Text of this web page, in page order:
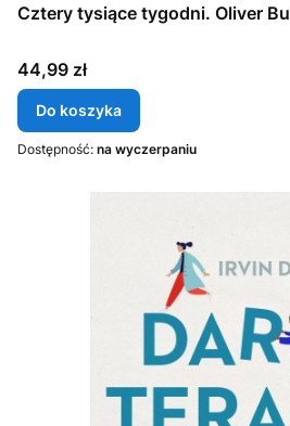
Cztery tysiące tygodni. Oliver
Cena
44,99 zł
Do koszyka
Dostępność: na wyczerpaniu